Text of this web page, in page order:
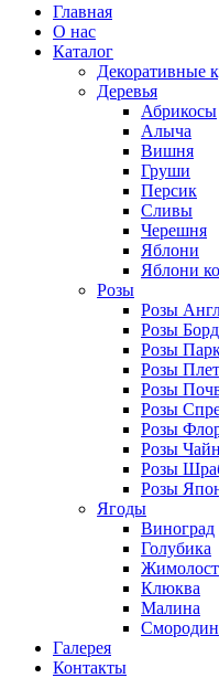
Главная
О нас
Каталог
Декоративные
Деревья
Абрикосы
Алыча
Вишня
Груши
Персик
Сливы
Черешня
Яблони
Яблони
Розы
Розы
Розы
Розы
Розы
Розы
Розы
Розы
Розы
Розы
Розы
Ягоды
Виноград
Голубика
Клюква
Малина
Галерея
Контакты